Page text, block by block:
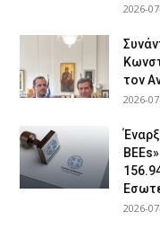
2026-
τον
2026-
2026-